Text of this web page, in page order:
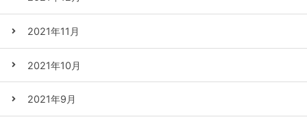
2021年11月
2021年10月
2021年9月